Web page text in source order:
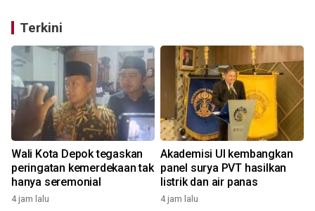
Terkini
Wali Kota Depok tegaskan
peringatan kemerdekaan tak
hanya seremonial
4 jam lalu
Akademisi UI kembangkan
panel surya PVT hasilkan
listrik dan air panas
4 jam lalu